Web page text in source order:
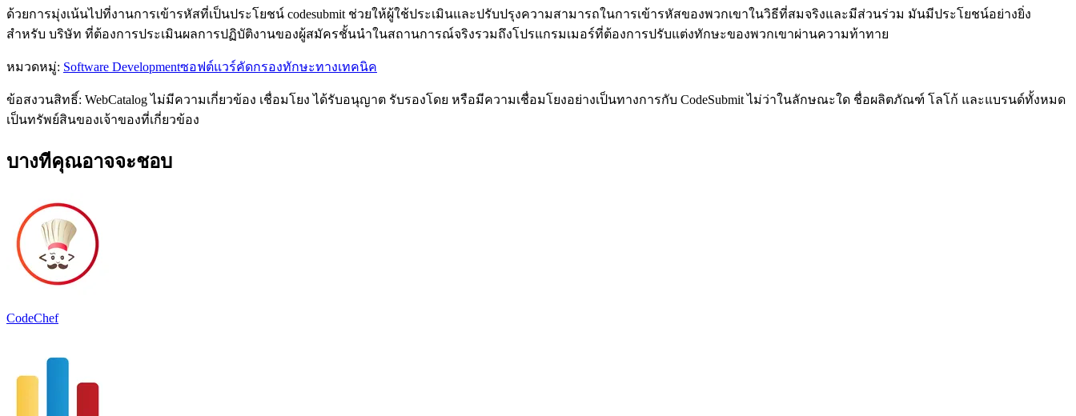
ด้วยการมุ่งเน้นไปที่งานการเข้ารหัสที่เป็นประโยชน์ codesubmit ช่วยให้ผู้ใช้ประเมินและปรับปรุงความสามารถในการเข้ารหัสของพวกเขาในวิธีที่สมจริงและมีส่วนร่วม มันมีประโยชน์อย่างยิ่ง
สำหรับ บริษัท ที่ต้องการประเมินผลการปฏิบัติงานของผู้สมัครชั้นนำในสถานการณ์จริงรวมถึงโปรแกรมเมอร์ที่ต้องการปรับแต่งทักษะของพวกเขาผ่านความท้าทาย
หมวดหมู่: Software Developmentซอฟต์แวร์คัดกรองทักษะทางเทคนิค
ข้อสงวนสิทธิ์: WebCatalog ไม่มีความเกี่ยวข้อง เชื่อมโยง ได้รับอนุญาต รับรองโดย หรือมีความเชื่อมโยงอย่างเป็นทางการกับ CodeSubmit ไม่ว่าในลักษณะใด ชื่อผลิตภัณฑ์ โลโก้ และแบรนด์ทั้งหมด
เป็นทรัพย์สินของเจ้าของที่เกี่ยวข้อง
บางทีคุณอาจจะชอบ
CodeChef